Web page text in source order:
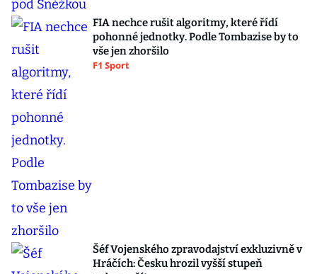
FIA nechce rušit algoritmy, které řídí
pohonné jednotky. Podle Tombazise by to
vše jen zhoršilo
F1 Sport
Šéf Vojenského zpravodajství exkluzivně v
Hráčích: Česku hrozil vyšší stupeň